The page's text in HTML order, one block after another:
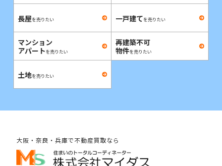
長屋を売りたい 一戸建てを売りたい
マンション
アパートを売りたい
再建築不可
物件を売りたい
土地を売りたい
大阪・奈良・兵庫で不動産買取なら